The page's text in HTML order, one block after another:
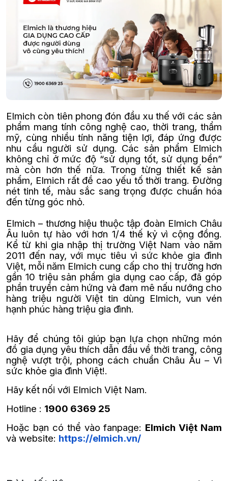
Elmich còn tiên phong đón đầu xu thế với các sản
phẩm mang tính công nghệ cao, thời trang, thẩm
mỹ, cùng nhiều tính năng tiện lợi, đáp ứng được
nhu cầu người sử dụng. Các sản phẩm Elmich
không chỉ ở mức độ “sử dụng tốt, sử dụng bền”
mà còn hơn thế nữa. Trong từng thiết kế sản
phẩm, Elmich rất đề cao yếu tố thời trang. Đường
nét tinh tế, màu sắc sang trọng được chuẩn hóa
đến từng góc nhỏ.
Elmich – thương hiệu thuộc tập đoàn Elmich Châu
Âu luôn tự hào với hơn 1/4 thế kỷ vì cộng đồng.
Kể từ khi gia nhập thị trường Việt Nam vào năm
2011 đến nay, với mục tiêu vì sức khỏe gia đình
Việt, mỗi năm Elmich cung cấp cho thị trường hơn
gần 10 triệu sản phẩm gia dụng cao cấp, đã góp
phần truyền cảm hứng và đam mê nấu nướng cho
hàng triệu người Việt tin dùng Elmich, vun vén
hạnh phúc hàng triệu gia đình.
Hãy để chúng tôi giúp bạn lựa chọn những món
đồ gia dụng yêu thích dẫn đầu về thời trang, công
nghệ vượt trội, phong cách chuẩn Châu Âu – Vì
sức khỏe gia đình Việt!.
Hãy kết nối với Elmich Việt Nam.
Hotline : 1900 6369 25
Hoặc bạn có thể vào fanpage: Elmich Việt Nam
và website: https://elmich.vn/